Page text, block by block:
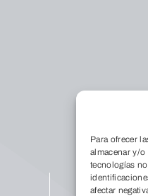
Para ofrecer
almacenar y/
tecnologías
afectar
La